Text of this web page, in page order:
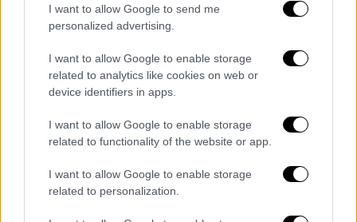
I want to allow Google to send me
personalized advertising.
I want to allow Google to enable storage
related to analytics like cookies on web or
device identifiers in apps.
I want to allow Google to enable storage
related to functionality of the website or app.
I want to allow Google to enable storage
related to personalization.
τριβοηλεκτρικό. Το έλατο είναι φθηνό και
διαθέσιμο και έχει ευνοϊκές μηχανικές
ιδιότητες».
Χρειάζεται περισσότερη δουλειά
Ο καθηγητής Nick Jenkins, επικεφαλής της
ερευνητικής ομάδας του κέντρου για την
ανανεώσιμης ενέργειας στο Πανεπιστήμιο
του Κάρντιφ, ο οποίος δεν συμμετείχε στην